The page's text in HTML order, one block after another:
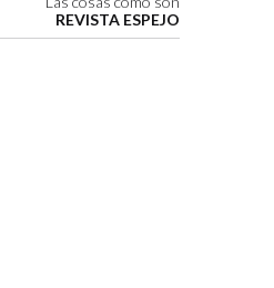
REVISTA ESPEJO